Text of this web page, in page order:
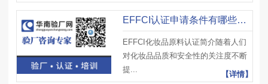
EFFCI认证申请条件有哪些？审核重点是什么？企业如何提前准备？
EFFCI化妆品原料认证简介随着人们
对化妆品品质和安全性的关注度不断
提...
【详情】